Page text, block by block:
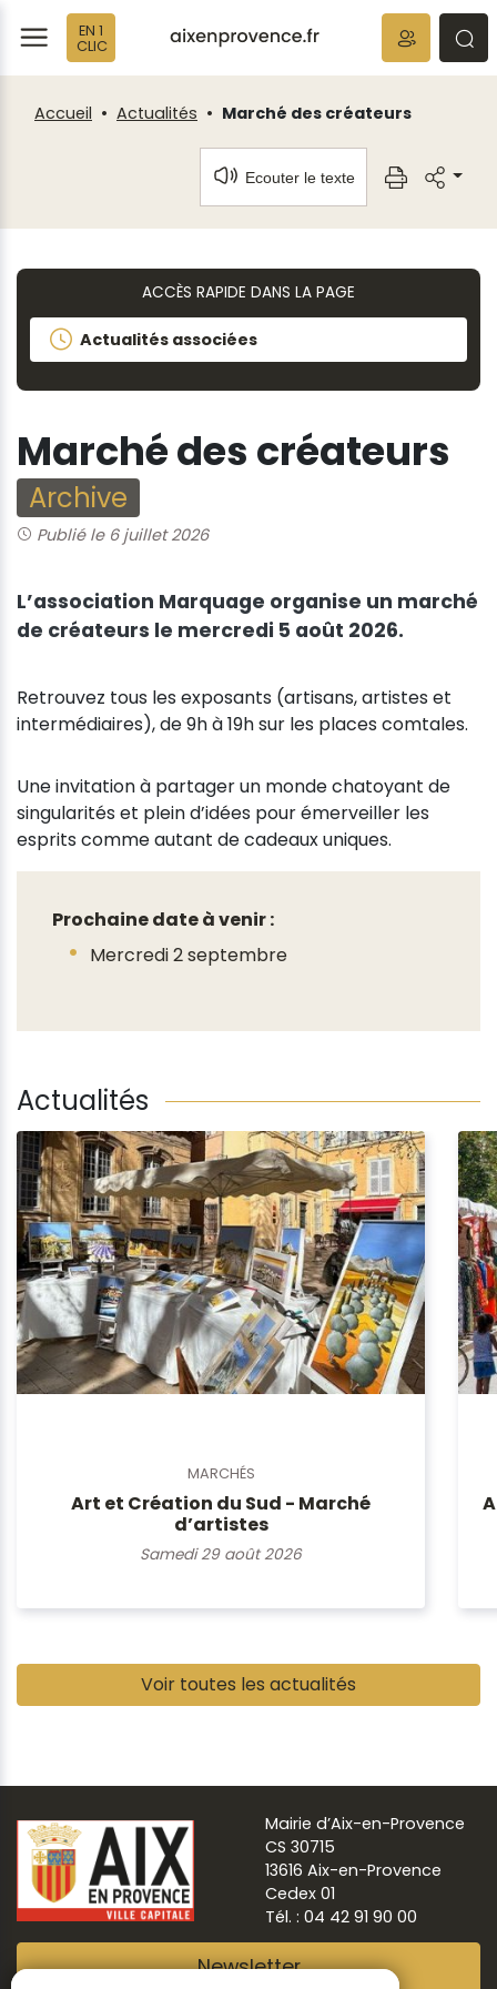
EN 1
CLIC
Accueil Actualités Marché des créateurs
Ecouter le texte
ACCÈS RAPIDE DANS LA PAGE
Actualités associées
Marché des créateurs
Archive
Publié le 6 juillet 2026
L’association Marquage organise un marché
de créateurs le mercredi 5 août 2026.
Retrouvez tous les exposants (artisans, artistes et
intermédiaires), de 9h à 19h sur les places comtales.
Une invitation à partager un monde chatoyant de
singularités et plein d’idées pour émerveiller les
esprits comme autant de cadeaux uniques.
Prochaine date à venir :
Mercredi 2 septembre
Actualités
MARCHÉS
Art et Création du Sud - Marché
d’artistes
Samedi 29 août 2026
Voir toutes les actualités
Mairie d’Aix-en-Provence
CS 30715
13616 Aix-en-Provence
Cedex 01
Tél. : 04 42 91 90 00
Newsletter
Fenêtre
de
chat
Panneau de gestion des cookies